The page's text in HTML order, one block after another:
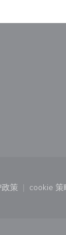
策
新窗口中打开))
cookie 策
((